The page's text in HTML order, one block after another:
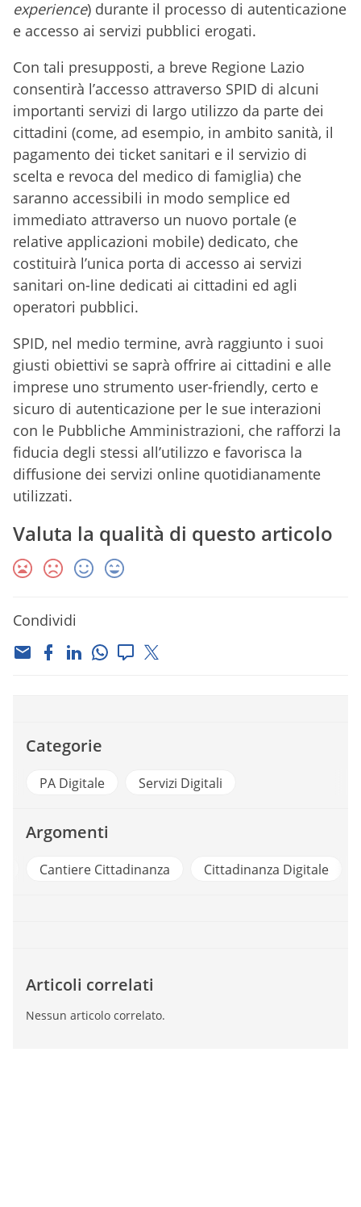
experience) durante il processo di autenticazione
e accesso ai servizi pubblici erogati.
Con tali presupposti, a breve Regione Lazio
consentirà l’accesso attraverso SPID di alcuni
importanti servizi di largo utilizzo da parte dei
cittadini (come, ad esempio, in ambito sanità, il
pagamento dei ticket sanitari e il servizio di
scelta e revoca del medico di famiglia) che
saranno accessibili in modo semplice ed
immediato attraverso un nuovo portale (e
relative applicazioni mobile) dedicato, che
costituirà l’unica porta di accesso ai servizi
sanitari on-line dedicati ai cittadini ed agli
operatori pubblici.
SPID, nel medio termine, avrà raggiunto i suoi
giusti obiettivi se saprà offrire ai cittadini e alle
imprese uno strumento user-friendly, certo e
sicuro di autenticazione per le sue interazioni
con le Pubbliche Amministrazioni, che rafforzi la
fiducia degli stessi all’utilizzo e favorisca la
diffusione dei servizi online quotidianamente
utilizzati.
Valuta la qualità di questo articolo
Condividi
Categorie
PA Digitale Servizi Digitali
Argomenti
Cantiere Cittadinanza Cittadinanza Digitale
Articoli correlati
Nessun articolo correlato.